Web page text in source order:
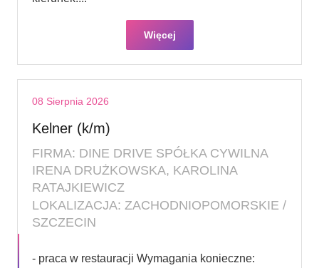
Więcej
08 Sierpnia 2026
Kelner (k/m)
FIRMA: DINE DRIVE SPÓŁKA CYWILNA
IRENA DRUŻKOWSKA, KAROLINA
RATAJKIEWICZ
LOKALIZACJA: ZACHODNIOPOMORSKIE /
SZCZECIN
- praca w restauracji Wymagania konieczne: